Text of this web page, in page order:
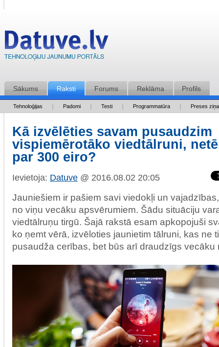
Sākums Raksti Forums Reklāma Profils
Tehnoloģijas Padomi Testi Programmatūra Preses
Kā izvēlēties savam pusaudzim
vispiemērotāko viedtālruni,
par 300 eiro?
Ievietoja: Datuve @ 2016.08.02 20:05
Jauniešiem ir pašiem savi viedokļi un
no viņu vecāku apsvērumiem. Šādu situāciju
viedtālruņu tirgū. Šajā rakstā esam apkopojuši
ko ņemt vērā, izvēloties jaunietim tālruni, kas ne
pusaudža cerības, bet būs arī draudzīgs vecāku